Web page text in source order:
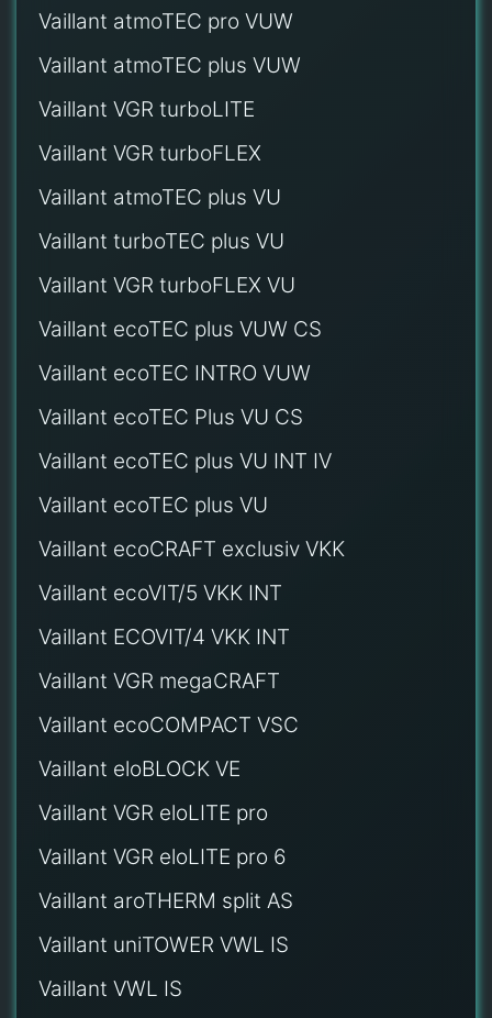
Vaillant atmoTEC pro VUW
Vaillant atmoTEC plus VUW
Vaillant VGR turboLITE
Vaillant VGR turboFLEX
Vaillant atmoTEC plus VU
Vaillant turboTEC plus VU
Vaillant VGR turboFLEX VU
Vaillant ecoTEC plus VUW CS
Vaillant ecoTEC INTRO VUW
Vaillant ecoTEC Plus VU CS
Vaillant ecoTEC plus VU INT IV
Vaillant ecoTEC plus VU
Vaillant ecoCRAFT exclusiv VKK
Vaillant ecoVIT/5 VKK INT
Vaillant ECOVIT/4 VKK INT
Vaillant VGR megaCRAFT
Vaillant ecoCOMPACT VSC
Vaillant eloBLOCK VE
Vaillant VGR eloLITE pro
Vaillant VGR eloLITE pro 6
Vaillant aroTHERM split AS
Vaillant uniTOWER VWL IS
Vaillant VWL IS